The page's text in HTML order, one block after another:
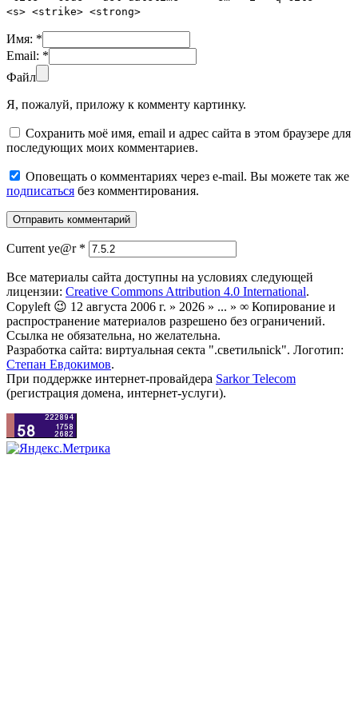
<s> <strike> <strong>
Имя: *
Email: *
Файл
Я, пожалуй, приложу к комменту картинку.
Сохранить моё имя, email и адрес сайта в этом браузере для
последующих моих комментариев.
Оповещать о комментариях через e-mail. Вы можете так же
подписаться без комментирования.
Current ye@r *
Все материалы сайта доступны на условиях следующей
лицензии: Creative Commons Attribution 4.0 International.
Copyleft 😉 12 августа 2006 г. » 2026 » ... » ∞ Копирование и
распространение материалов разрешено без ограничений.
Ссылка не обязательна, но желательна.
Разработка сайта: виртуальная секта ".светильnick". Логотип:
Степан Евдокимов.
При поддержке интернет-провайдера Sarkor Telecom
(регистрация домена, интернет-услуги).